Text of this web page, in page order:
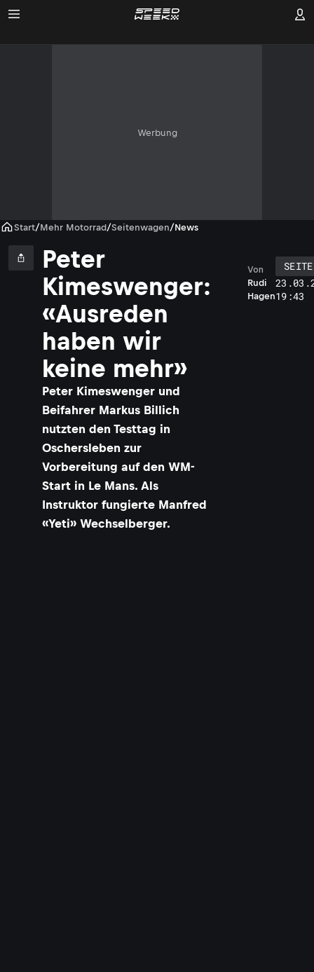
Werbung
Start/Mehr Motorrad/Seitenwagen/News
Peter
Kimeswenger:
«Ausreden
haben wir
keine mehr»
Peter Kimeswenger und
Beifahrer Markus Billich
nutzten den Testtag in
Oschersleben zur
Vorbereitung auf den WM-
Start in Le Mans. Als
Instruktor fungierte Manfred
«Yeti» Wechselberger.
Rudi
Hagen
Von
19:43